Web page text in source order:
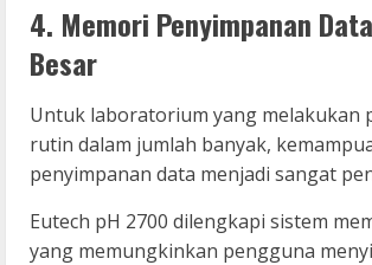
4. Memori Penyimpanan
Besar
Untuk laboratorium yang melakukan
rutin dalam jumlah banyak,
penyimpanan data menjadi sangat
Eutech pH 2700 dilengkapi sistem
yang memungkinkan pengguna